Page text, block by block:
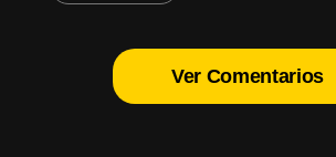
Ver Comentarios